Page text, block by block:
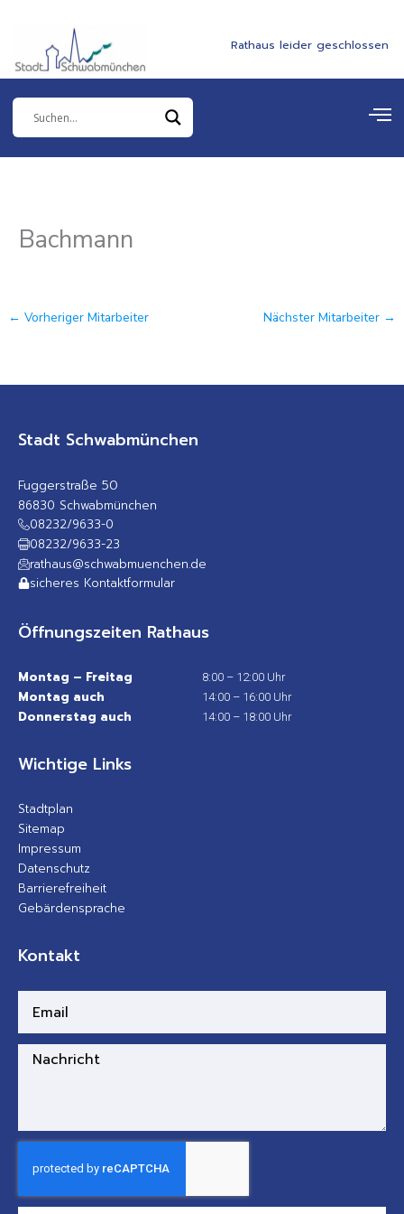
springen
Rathaus leider geschlossen
Bachmann
← Vorheriger Mitarbeiter Nächster Mitarbeiter →
Stadt Schwabmünchen
Fuggerstraße 50
86830 Schwabmünchen
08232/9633-0
08232/9633-23
rathaus@schwabmuenchen.de
sicheres Kontaktformular
Öffnungszeiten Rathaus
Montag – Freitag 8:00 – 12:00 Uhr
Montag auch 14:00 – 16:00 Uhr
Donnerstag auch 14:00 – 18:00 Uhr
Wichtige Links
Stadtplan
Sitemap
Impressum
Datenschutz
Barrierefreiheit
Gebärdensprache
Kontakt